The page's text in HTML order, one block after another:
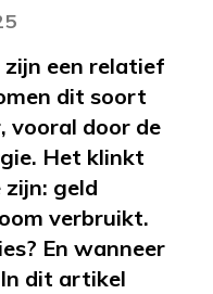
een relatief
dit soort
vooral door de
Het klinkt
geld
verbruikt.
En wanneer
dit artikel